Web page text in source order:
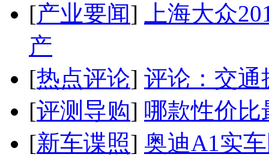
[产业要闻]
上海大众
产
[热点评论] 评论：交通
[评测导购] 哪款性价比
[新车谍照] 奥迪A1实